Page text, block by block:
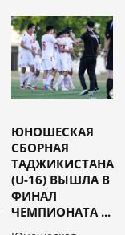
ЮНОШЕСКАЯ
СБОРНАЯ
ТАДЖИКИСТАНА
(U-16) ВЫШЛА В
ФИНАЛ
ЧЕМПИОНАТА ...